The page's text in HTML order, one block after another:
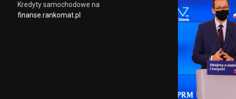
Kredyty samochodowe na
finanse.rankomat.pl